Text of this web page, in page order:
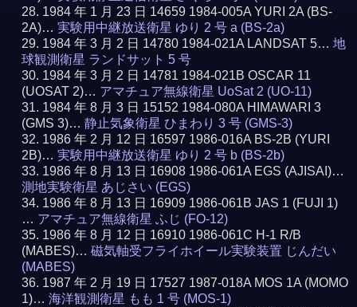
1984 年 1 月 23 日 14659 1984-005A YURI 2A (BS-
2A)…実験用中継放送衛星 ゆり 2 号 a (BS-2a)
1984 年 3 月 2 日 14780 1984-021A LANDSAT 5…地
球観測衛星 ランドサット 5 号
1984 年 3 月 2 日 14781 1984-021B OSCAR 11
(UOSAT 2)… アマチュア無線衛星 UoSat 2 (UO-11)
1984 年 8 月 3 日 15152 1984-080A HIMAWARI 3
(GMS 3)…静止気象衛星 ひまわり 3 号 (GMS-3)
1986 年 2 月 12 日 16597 1986-016A BS-2B (YURI
2B)…実験用中継放送衛星 ゆり 2 号 b (BS-2b)
1986 年 8 月 13 日 16908 1986-061A EGS (AJISAI)…
測地実験衛星 あじさい (EGS)
1986 年 8 月 13 日 16909 1986-061B JAS 1 (FUJI 1)
… アマチュア無線衛星 ふじ (FO-12)
1986 年 8 月 12 日 16910 1986-061C H-1 R/B
(MABES)…磁気軸受フライホイール実験装置 じんだい
(MABES)
1987 年 2 月 19 日 17527 1987-018A MOS 1A (MOMO
1)…海洋観測衛星 もも 1 号 (MOS-1)